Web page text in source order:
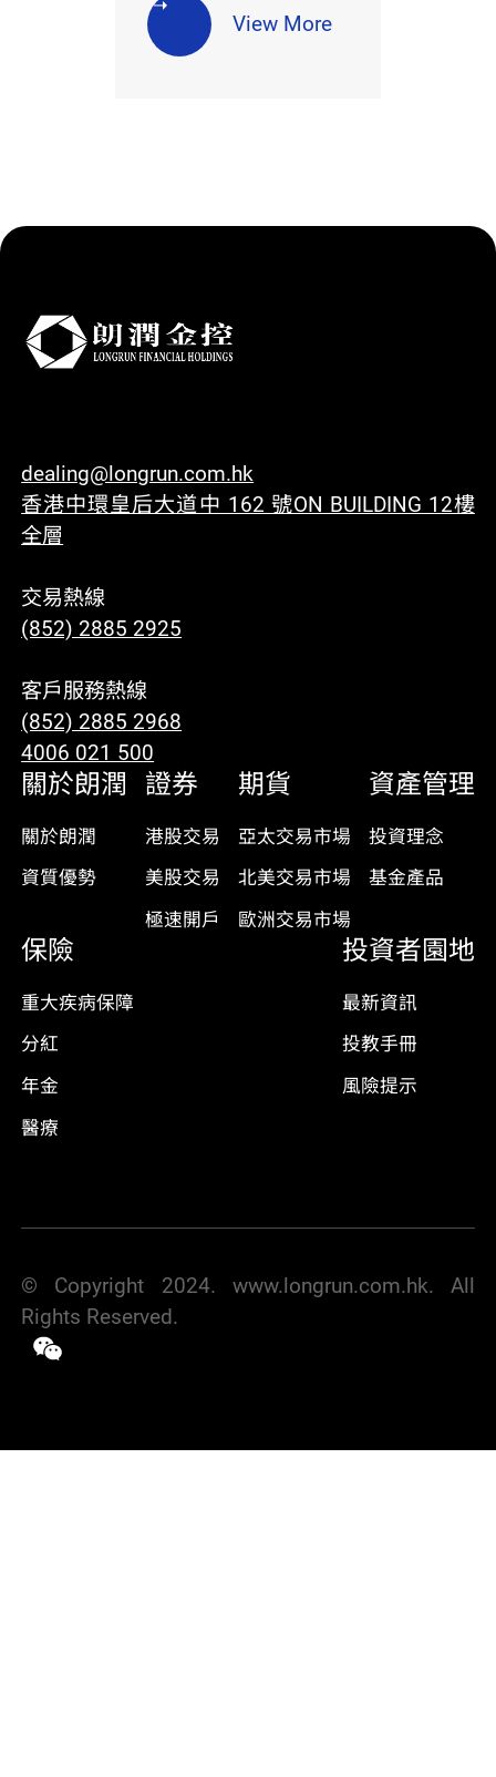
View More
dealing@longrun.com.hk
香港中環皇后大道中 162 號ON BUILDING 12樓
全層
交易熱線
(852) 2885 2925
客戶服務熱線
(852) 2885 2968
4006 021 500
關於朗潤
關於朗潤
資質優勢
證券
港股交易
美股交易
極速開戶
期貨
亞太交易市場
北美交易市場
歐洲交易市場
資產管理
投資理念
基金產品
保險
重大疾病保障
分紅
年金
醫療
投資者園地
最新資訊
投教手冊
風險提示
© Copyright 2024. www.longrun.com.hk. All
Rights Reserved.